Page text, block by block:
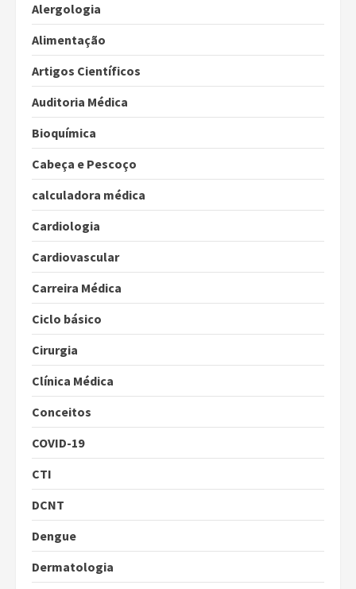
Alergologia
Alimentação
Artigos Científicos
Auditoria Médica
Bioquímica
Cabeça e Pescoço
calculadora médica
Cardiologia
Cardiovascular
Carreira Médica
Ciclo básico
Cirurgia
Clínica Médica
Conceitos
COVID-19
CTI
DCNT
Dengue
Dermatologia